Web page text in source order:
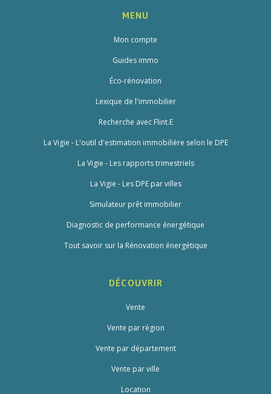
MENU
Mon compte
Guides immo
Éco-rénovation
Lexique de l'immobilier
Recherche avec Flint.E
La Vigie - L'outil d'estimation immobilière selon le DPE
La Vigie - Les rapports trimestriels
La Vigie - Les DPE par villes
Simulateur prêt immobilier
Diagnostic de performance énergétique
Tout savoir sur la Rénovation énergétique
DÉCOUVRIR
Vente
Vente par région
Vente par département
Vente par ville
Location